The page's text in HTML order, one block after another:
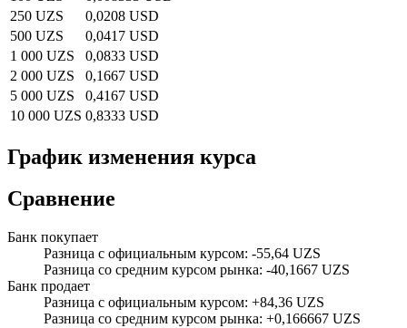
250 UZS
0,0208 USD
500 UZS
0,0417 USD
1 000 UZS
0,0833 USD
2 000 UZS
0,1667 USD
5 000 UZS
0,4167 USD
10 000 UZS 0,8333 USD
График изменения курса
Сравнение
Банк покупает
Разница с официальным курсом: -55,64 UZS
Разница со средним курсом рынка: -40,1667 UZS
Банк продает
Разница с официальным курсом: +84,36 UZS
Разница со средним курсом рынка: +0,166667 UZS